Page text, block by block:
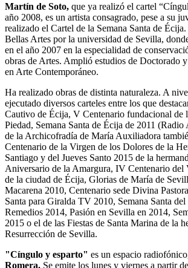
Martín de Soto, que ya realizó el cartel
año 2008, es un artista consagrado, pese a su
realizado el Cartel de la Semana Santa de
Bellas Artes por la universidad de Sevilla,
en el año 2007 en la especialidad de
obras de Artes. Amplió estudios de Doctorado
en Arte Contemporáneo.
Ha realizado obras de distinta naturaleza. A
ejecutado diversos carteles entre los que
Cautivo de Écija, V Centenario fundacional de
Piedad, Semana Santa de Écija de 2011
de la Archicofradía de María Auxiliadora
Centenario de la Virgen de los Dolores de la
Santiago y del Jueves Santo 2015 de la
Aniversario de la Amargura, IV Centenario del
de la ciudad de Écija, Glorias de María de
Macarena 2010, Centenario sede Divina
Santa para Giralda TV 2010, Semana Santa
Remedios 2014, Pasión en Sevilla en 2014,
2015 o el de las Fiestas de Santa Marina de la
Resurrección de Sevilla.
"Cíngulo y esparto" es un espacio
Romera. Se emite los lunes y viernes a partir